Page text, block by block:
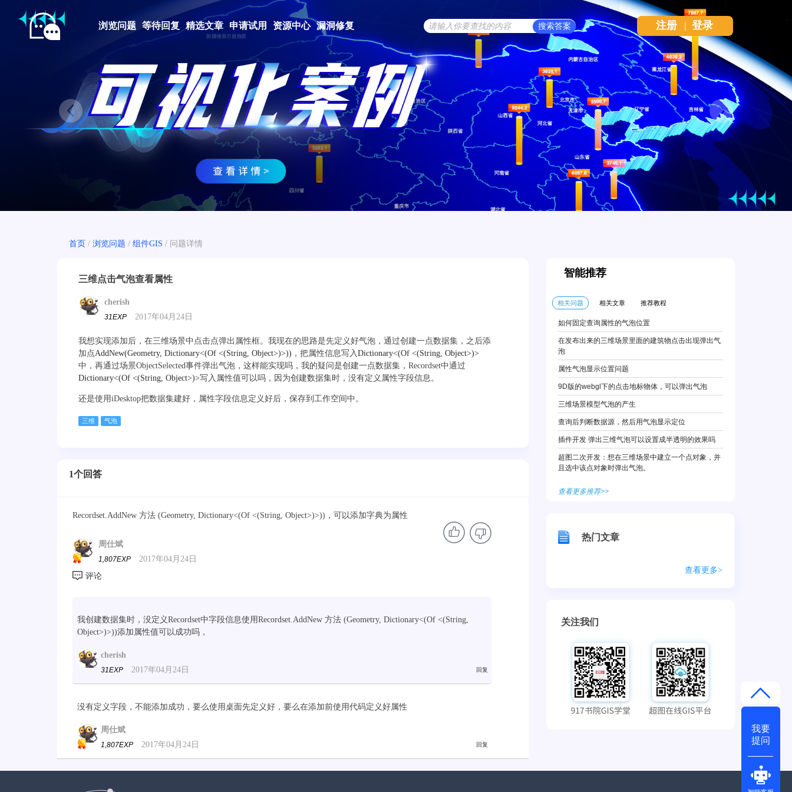
Next
Prev
浏览问题 等待回复 精选文章 申请试用 资源中心 漏洞修复 注册 | 登录
我要
提问
首页 / 浏览问题 / 组件GIS / 问题详情
三维点击气泡查看属性
cherish
31EXP 2017年04月24日
我想实现添加后，在三维场景中点击点弹出属性框。我现在的思路是先定义好气泡，通过创建一点数据集，之后添
加点AddNew(Geometry, Dictionary<(Of <(String, Object>)>)) ，把属性信息写入Dictionary<(Of <(String, Object>)>
中，再通过场景ObjectSelected事件弹出气泡，这样能实现吗，我的疑问是创建一点数据集，Recordset中通过
Dictionary<(Of <(String, Object>)>写入属性值可以吗，因为创建数据集时，没有定义属性字段信息。
还是使用iDesktop把数据集建好，属性字段信息定义好后，保存到工作空间中。
三维 气泡
1个回答
Recordset.AddNew 方法 (Geometry, Dictionary<(Of <(String, Object>)>))，可以添加字典为属性
周仕斌
1,807EXP 2017年04月24日
我创建数据集时，没定义Recordset中字段信息使用Recordset.AddNew 方法 (Geometry, Dictionary<(Of <(String,
Object>)>))添加属性值可以成功吗，
cherish
31EXP 2017年04月24日
没有定义字段，不能添加成功，要么使用桌面先定义好，要么在添加前使用代码定义好属性
周仕斌
1,807EXP 2017年04月24日
智能推荐
相关问题 相关文章 推荐教程
如何固定查询属性的气泡位置
在发布出来的三维场景里面的建筑物点击出现弹出气
泡
属性气泡显示位置问题
9D版的webgl下的点击地标物体，可以弹出气泡
三维场景模型气泡的产生
查询后判断数据源，然后用气泡显示定位
插件开发 弹出三维气泡可以设置成半透明的效果吗
超图二次开发：想在三维场景中建立一个点对象，并
且选中该点对象时弹出气泡。
查看更多推荐>>
热门文章
查看更多>
关注我们